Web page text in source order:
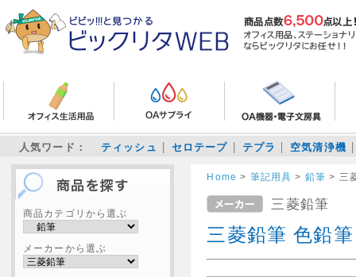
人気ワード： ティッシュ セロテープ テプラ 空気清浄機
商品カテゴリから選ぶ
メーカーから選ぶ
Home > 筆記用具 > 鉛筆 > 三
三菱鉛筆
三菱鉛筆 色鉛